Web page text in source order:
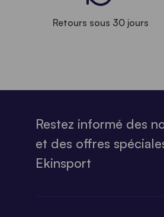
Retours sous 30 jours
Restez informé des
et des offres
Ekinsport